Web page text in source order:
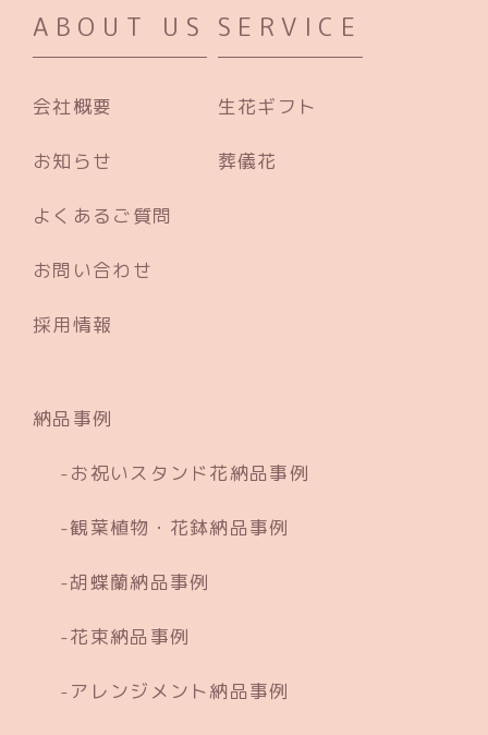
ABOUT US
会社概要
お知らせ
よくあるご質問
お問い合わせ
採用情報
SERVICE
生花ギフト
葬儀花
納品事例
お祝いスタンド花納品事例
観葉植物・花鉢納品事例
胡蝶蘭納品事例
花束納品事例
アレンジメント納品事例